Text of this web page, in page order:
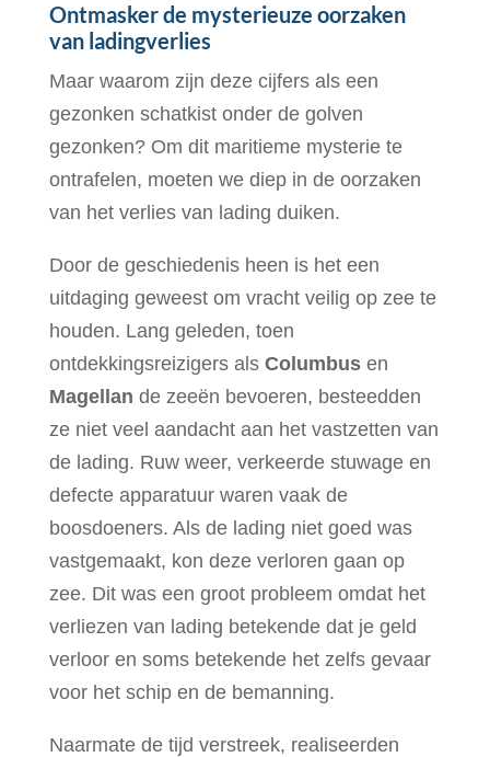
Ontmasker de mysterieuze oorzaken
van ladingverlies
Maar waarom zijn deze cijfers als een
gezonken schatkist onder de golven
gezonken? Om dit maritieme mysterie te
ontrafelen, moeten we diep in de oorzaken
van het verlies van lading duiken.
Door de geschiedenis heen is het een
uitdaging geweest om vracht veilig op zee te
houden. Lang geleden, toen
ontdekkingsreizigers als Columbusen
Magellan de zeeën bevoeren, besteedden
ze niet veel aandacht aan het vastzetten van
de lading. Ruw weer, verkeerde stuwage en
defecte apparatuur waren vaak de
boosdoeners. Als de lading niet goed was
vastgemaakt, kon deze verloren gaan op
zee. Dit was een groot probleem omdat het
verliezen van lading betekende dat je geld
verloor en soms betekende het zelfs gevaar
voor het schip en de bemanning.
Naarmate de tijd verstreek, realiseerden